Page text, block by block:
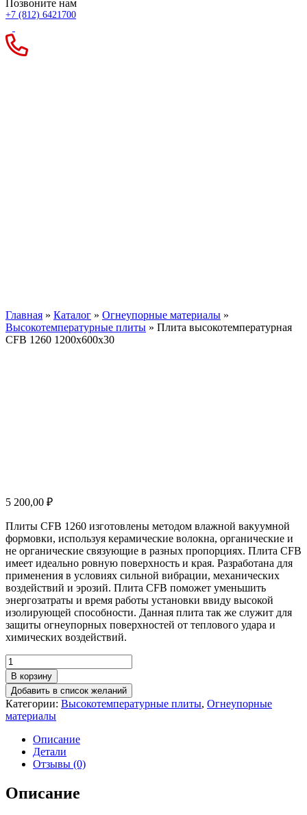
Позвоните нам
+7 (812) 6421700
Главная » Каталог » Огнеупорные материалы »
Высокотемпературные плиты » Плита высокотемпературная
CFB 1260 1200x600x30
5 200,00 ₽
Плиты CFB 1260 изготовлены методом влажной вакуумной
формовки, используя керамические волокна, органические и
не органические связующие в разных пропорциях. Плита CFB
имеет идеально ровную поверхность и края. Разработана для
применения в условиях сильной вибрации, механических
воздействий и эрозий. Плита CFB поможет уменьшить
энергозатраты и время работы установки ввиду высокой
изолирующей способности. Данная плита так же служит для
защиты огнеупорных поверхностей от теплового удара и
химических воздействий.
Количество
товара
Плита
высокотемпературная
CFB
1260
1200x600x30
В корзину
Добавить в список желаний
Категории: Высокотемпературные плиты, Огнеупорные
материалы
Описание
Детали
Отзывы (0)
Описание